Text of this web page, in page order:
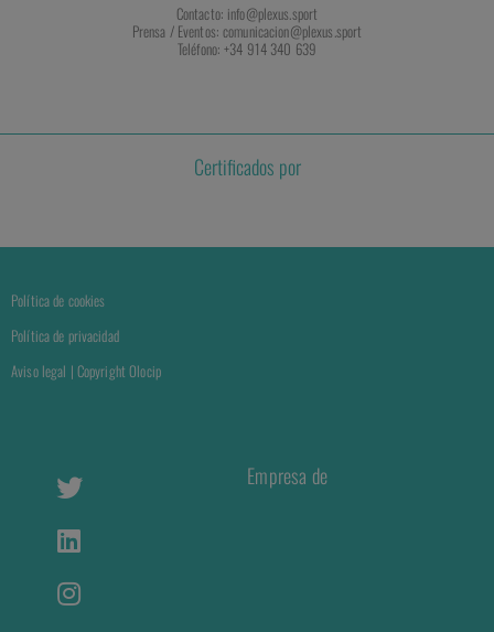
Contacto: info@plexus.sport
Prensa / Eventos: comunicacion@plexus.sport
Teléfono: +34 914 340 639
Certificados por
Política de cookies
Política de privacidad
Aviso legal | Copyright Olocip
Empresa de